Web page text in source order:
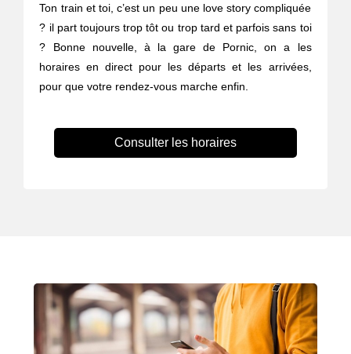
Ton train et toi, c’est un peu une love story compliquée
? il part toujours trop tôt ou trop tard et parfois sans toi
? Bonne nouvelle, à la gare de Pornic, on a les
horaires en direct pour les départs et les arrivées,
pour que votre rendez-vous marche enfin.
Consulter les horaires